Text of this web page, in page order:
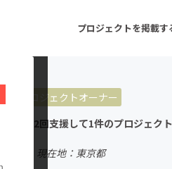
プロジェクトを掲載す
注目のリターン 注目の新着プ
プロジェクトオーナー
までに2回支援して1件のプロジェク
現在地：東京都